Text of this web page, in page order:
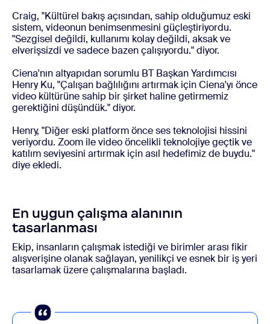
Craig, "Kültürel bakış açısından, sahip olduğumuz eski
sistem, videonun benimsenmesini güçleştiriyordu.
"Sezgisel değildi, kullanımı kolay değildi, aksak ve
elverişsizdi ve sadece bazen çalışıyordu." diyor.
Ciena'nın altyapıdan sorumlu BT Başkan Yardımcısı
Henry Ku, "Çalışan bağlılığını artırmak için Ciena'yı önce
video kültürüne sahip bir şirket haline getirmemiz
gerektiğini düşündük." diyor.
Henry, "Diğer eski platform önce ses teknolojisi hissini
veriyordu. Zoom ile video öncelikli teknolojiye geçtik ve
katılım seviyesini artırmak için asıl hedefimiz de buydu."
diye ekledi.
En uygun çalışma alanının
tasarlanması
Ekip, insanların çalışmak istediği ve birimler arası fikir
alışverişine olanak sağlayan, yenilikçi ve esnek bir iş yeri
tasarlamak üzere çalışmalarına başladı.